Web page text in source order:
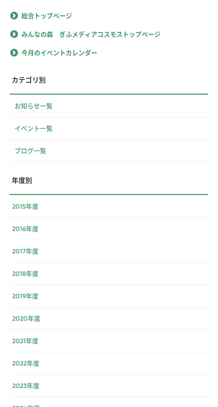
総合トップページ
みんなの森 ぎふメディアコスモストップページ
今月のイベントカレンダー
カテゴリ別
お知らせ一覧
イベント一覧
ブログ一覧
年度別
2015年度
2016年度
2017年度
2018年度
2019年度
2020年度
2021年度
2022年度
2023年度